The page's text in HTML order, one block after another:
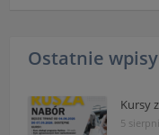
Ostatnie wpisy
Kursy
5